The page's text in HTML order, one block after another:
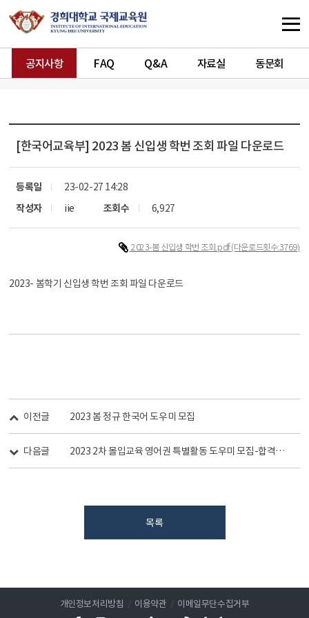
공지사항 FAQ Q&A 자료실 동문회
[한국어교육부] 2023 봄 신입생 학번 조회 파일 다운로드
등록일
23-02-27 14:28
작성자
iie 조회수 6,927
2023-봄 신입생 학번 조회.pdf(다운로드횟수:3769)
2023- 봄학기 신입생 학번 조회 파일 다운로드
이전글 2023 봄 정규 한국어 도우미 모집
다음글 2023 2차 몰입교육 영어권 특별활동 도우미 모집-합격자개별연락-
목록
개인정보처리방침 / 이용약관 / 이메일무단수집거부